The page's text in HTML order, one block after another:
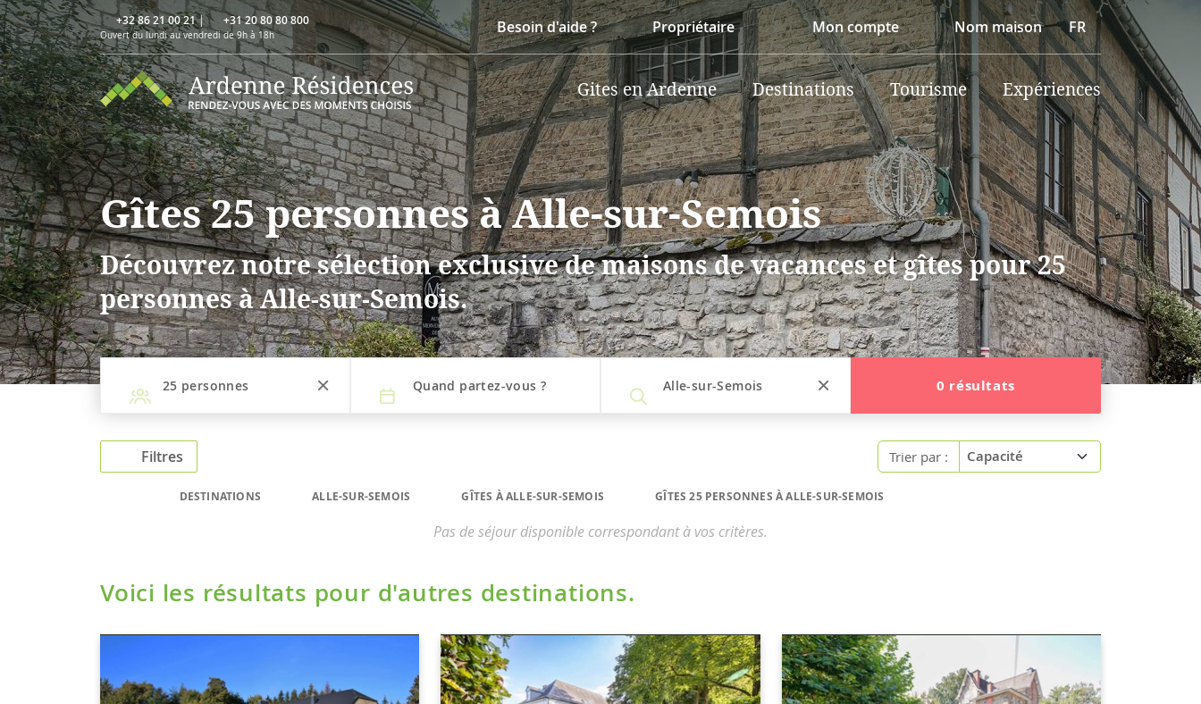
+32 86 21 00 21| +31 20 80 80 800
Ouvert du lundi au vendredi de 9h à 18h Besoin d'aide ? Propriétaire Mon compte Nom maison FR
Gites en Ardenne Destinations Tourisme Expériences
Gîtes 25 personnes à Alle-sur-Semois
Découvrez notre sélection exclusive de maisons de vacances et gîtes pour 25
personnes à Alle-sur-Semois.
25 personnes Quand partez-vous ? Alle-sur-Semois 0 résultats
Filtres Trier par :
DESTINATIONS ALLE-SUR-SEMOIS GÎTES À ALLE-SUR-SEMOIS GÎTES 25 PERSONNES À ALLE-SUR-SEMOIS
Pas de séjour disponible correspondant à vos critères.
Voici les résultats pour d'autres destinations.